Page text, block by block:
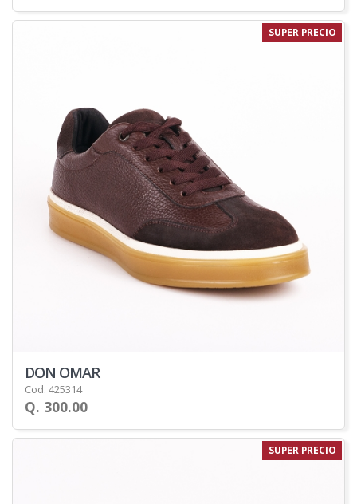
SUPER PRECIO
DON OMAR
Cod. 425314
Q. 300.00
SUPER PRECIO